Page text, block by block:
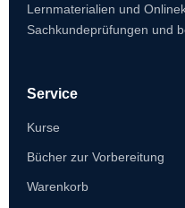
Lernmaterialien und
Sachkundeprüfungen und
Service
Kurse
Bücher zur Vorbereitung
Warenkorb